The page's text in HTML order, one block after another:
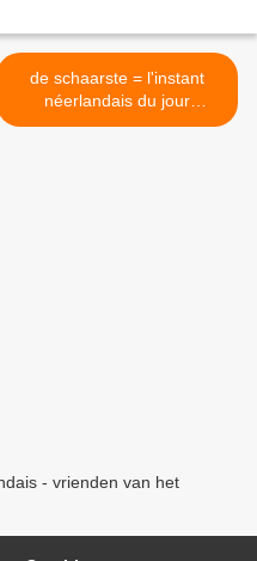
de schaarste = l'instant
néerlandais du jour
(2022_05_16) >
- vrienden van het